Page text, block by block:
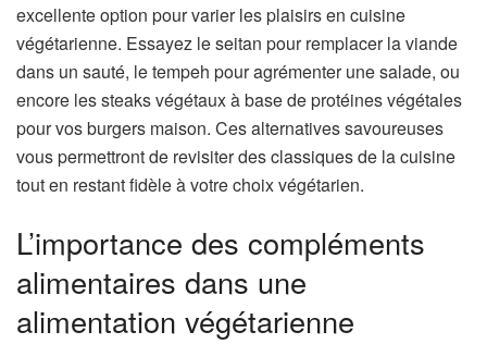
excellente option pour varier les plaisirs en cuisine
végétarienne. Essayez le seitan pour remplacer la viande
dans un sauté, le tempeh pour agrémenter une salade, ou
encore les steaks végétaux à base de protéines végétales
pour vos burgers maison. Ces alternatives savoureuses
vous permettront de revisiter des classiques de la cuisine
tout en restant fidèle à votre choix végétarien.
L’importance des compléments
alimentaires dans une
alimentation végétarienne